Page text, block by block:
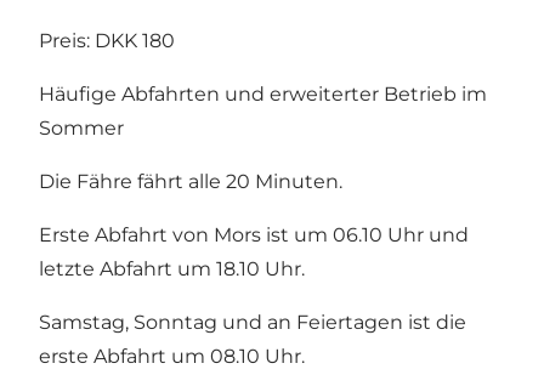
Preis: DKK 180
Häufige Abfahrten und erweiterter Betrieb im
Sommer
Die Fähre fährt alle 20 Minuten.
Erste Abfahrt von Mors ist um 06.10 Uhr und
letzte Abfahrt um 18.10 Uhr.
Samstag, Sonntag und an Feiertagen ist die
erste Abfahrt um 08.10 Uhr.